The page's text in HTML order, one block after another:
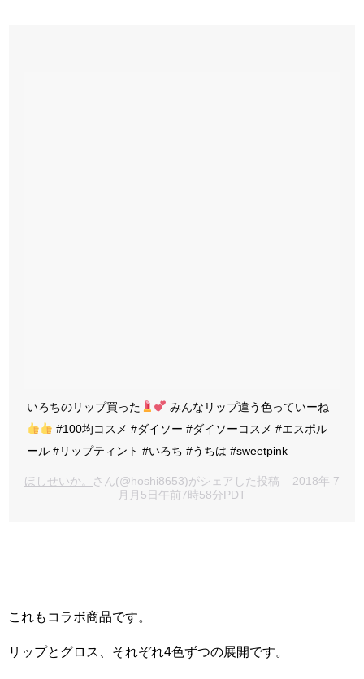
いろちのリップ買った
みんなリップ違う色っていーね
#100均コスメ #ダイソー #ダイソーコスメ #エスポル
ール #リップティント #いろち #うちは #sweetpink
ほしせいか。
さん(@hoshi8653)がシェアした投稿 – 2018年 7
月月5日午前7時58分PDT
これもコラボ商品です。
リップとグロス、それぞれ4色ずつの展開です。